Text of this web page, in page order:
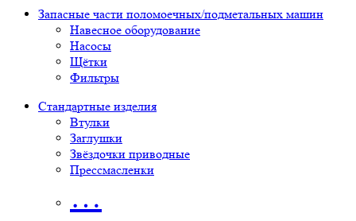
Запасные части поломоечных/подметальных машин
Навесное оборудование
Насосы
Щётки
Фильтры
Стандартные изделия
Втулки
Заглушки
Звёздочки приводные
Прессмасленки
…